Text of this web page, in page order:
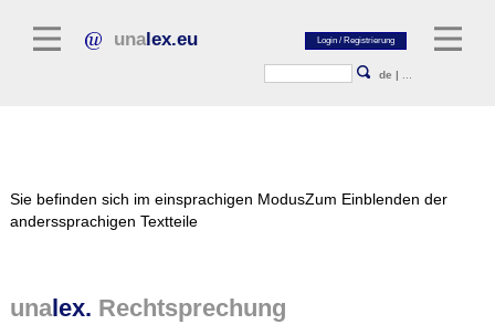
unalex.eu
de |
Sie befinden sich im einsprachigen ModusZum Einblenden der
anderssprachigen Textteile
unalex. Rechtsprechung